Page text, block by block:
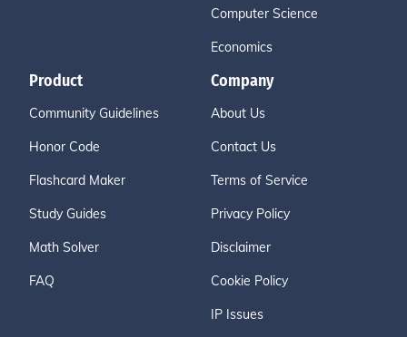
Computer Science
Economics
Product
Community Guidelines
Honor Code
Flashcard Maker
Study Guides
Math Solver
FAQ
Company
About Us
Contact Us
Terms of Service
Privacy Policy
Disclaimer
Cookie Policy
IP Issues